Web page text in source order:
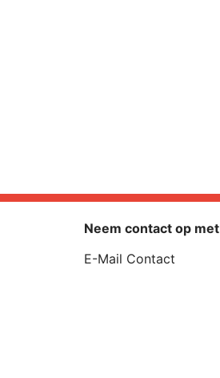
Neem contact op met
E-Mail Contact